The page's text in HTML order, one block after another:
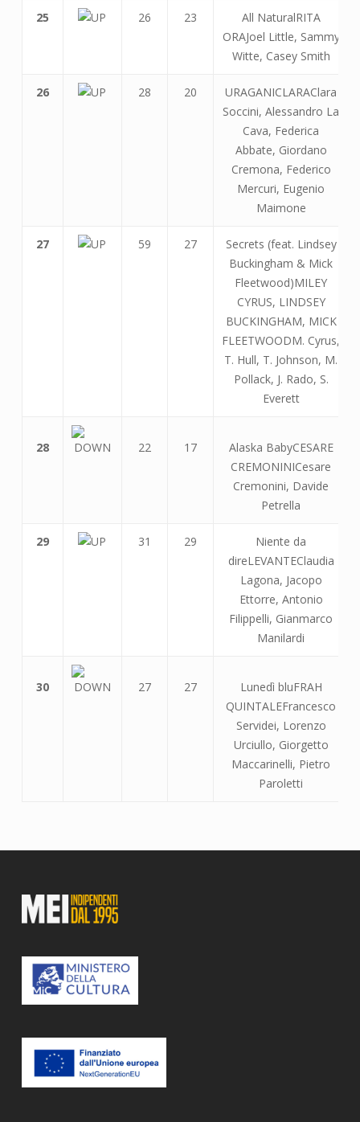
25 26 23
All NaturalRITA
ORAJoel Little, Sammy
Witte, Casey Smith
26 28 20
URAGANICLARAClara
Soccini, Alessandro La
Cava, Federica
Abbate, Giordano
Cremona, Federico
Mercuri, Eugenio
Maimone
27 59 27
Secrets (feat. Lindsey
Buckingham & Mick
Fleetwood)MILEY
CYRUS, LINDSEY
BUCKINGHAM, MICK
FLEETWOODM. Cyrus,
T. Hull, T. Johnson, M.
Pollack, J. Rado, S.
Everett
28 22 17
Alaska BabyCESARE
CREMONINICesare
Cremonini, Davide
Petrella
29 31 29
Niente da
direLEVANTEClaudia
Lagona, Jacopo
Ettorre, Antonio
Filippelli, Gianmarco
Manilardi
30 27 27
Lunedì bluFRAH
QUINTALEFrancesco
Servidei, Lorenzo
Urciullo, Giorgetto
Maccarinelli, Pietro
Paroletti